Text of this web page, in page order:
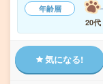
年齢層
20代
気になる!